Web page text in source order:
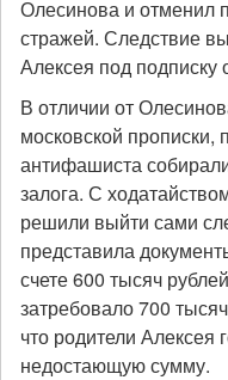
Олесинова и отменил
стражей. Следствие
Алексея под подписку
В отличии от
московской
антифашиста
залога. С
решили выйти сами
представила
счете 600 тысяч
затребовало 700
что родители Алексея
недостающую сумму.